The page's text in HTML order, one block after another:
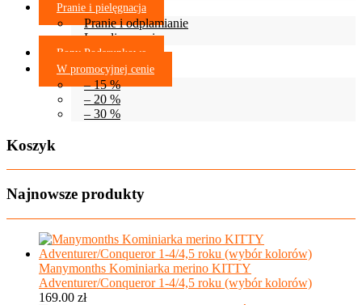
Pranie i pielęgnacja
Pranie i odplamianie
Lanolinowanie
Bony Podarunkowe
W promocyjnej cenie
– 15 %
– 20 %
– 30 %
Koszyk
Najnowsze produkty
Manymonths Kominiarka merino KITTY
Adventurer/Conqueror 1-4/4,5 roku (wybór kolorów)
169.00 zł